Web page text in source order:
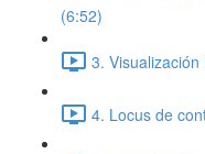
(6:52)
3.
4. Locus de